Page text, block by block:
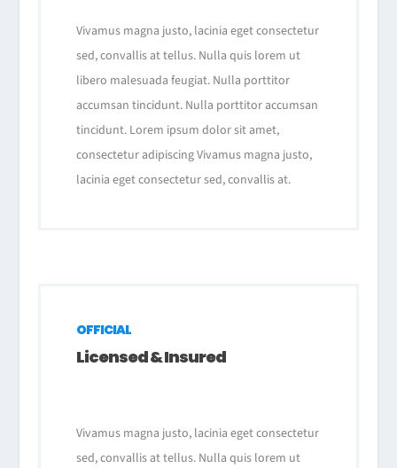
Vivamus magna justo, lacinia eget consectetur
sed, convallis at tellus. Nulla quis lorem ut
libero malesuada feugiat. Nulla porttitor
accumsan tincidunt. Nulla porttitor accumsan
tincidunt. Lorem ipsum dolor sit amet,
consectetur adipiscing Vivamus magna justo,
lacinia eget consectetur sed, convallis at.
OFFICIAL
Licensed & Insured
Vivamus magna justo, lacinia eget consectetur
sed, convallis at tellus. Nulla quis lorem ut